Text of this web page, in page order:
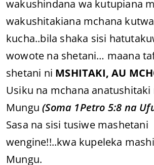
wakushindana wa kutupiana
wakushitakiana mchana
kucha..bila shaka sisi
wowote na shetani… maana
shetani ni MSHITAKI, AU
Usiku na mchana anatushitaki
Mungu(Soma 1Petro 5:8 na
Sasa na sisi tusiwe mashetani
wengine!!..kwa kupeleka
Mungu.